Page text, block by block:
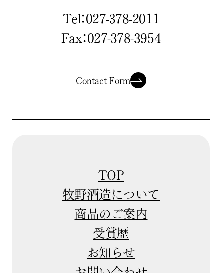
Tel：027-378-2011
Fax：027-378-3954
Contact Form
TOP
牧野酒造について
商品のご案内
受賞歴
お知らせ